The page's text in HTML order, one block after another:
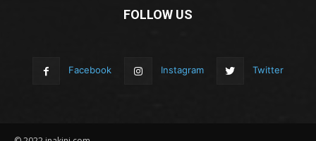
FOLLOW US
Facebook Instagram Twitter